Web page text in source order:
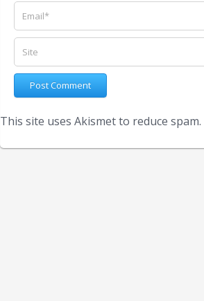
This site uses Akismet to reduce spam.